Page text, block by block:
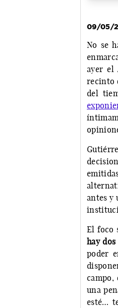
09/05/
No se
ayer el
recinto
del
antes y
El foco
hay
poder
campo,
una
esté…